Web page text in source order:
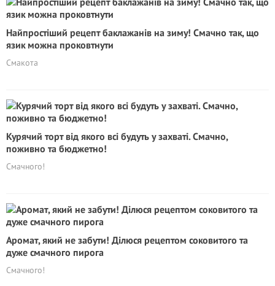
Найпростіший рецепт баклажанів на зиму! Смачно так, що
язик можна проковтнути
Смакота
Курячий торт від якого всі будуть у захваті. Смачно,
поживно та бюджетно!
Смачного!
Аромат, який не забути! Ділюся рецептом соковитого та
дуже смачного пирога
Смачного!